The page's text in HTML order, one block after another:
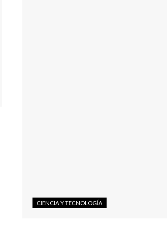
CIENCIA Y TECNOLOGÍA